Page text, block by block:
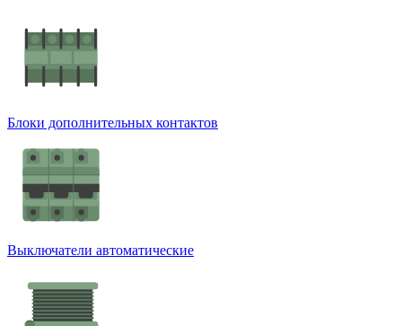
Блоки дополнительных контактов
Выключатели автоматические